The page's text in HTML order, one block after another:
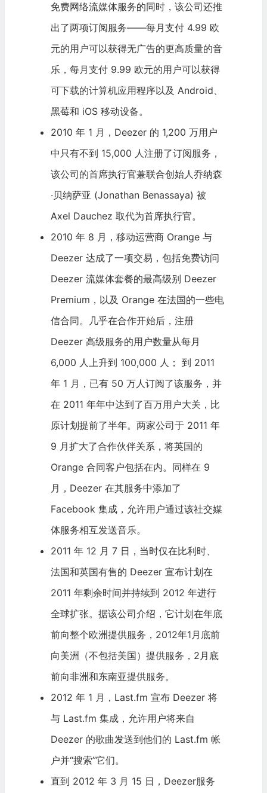
免费网络流媒体服务的同时，该公司还推
出了两项订阅服务——每月支付 4.99 欧
元的用户可以获得无广告的更高质量的音
乐，每月支付 9.99 欧元的用户可以获得
可下载的计算机应用程序以及 Android、
黑莓和 iOS 移动设备。
2010 年 1 月，Deezer 的 1,200 万用户
中只有不到 15,000 人注册了订阅服务，
该公司的首席执行官兼联合创始人乔纳森
·贝纳萨亚 (Jonathan Benassaya) 被
Axel Dauchez 取代为首席执行官。
2010 年 8 月，移动运营商 Orange 与
Deezer 达成了一项交易，包括免费访问
Deezer 流媒体套餐的最高级别 Deezer
Premium，以及 Orange 在法国的一些电
信合同。几乎在合作开始后，注册
Deezer 高级服务的用户数量从每月
6,000 人上升到 100,000 人； 到 2011
年 1 月，已有 50 万人订阅了该服务，并
在 2011 年年中达到了百万用户大关，比
原计划提前了半年。两家公司于 2011 年
9 月扩大了合作伙伴关系，将英国的
Orange 合同客户包括在内。同样在 9
月，Deezer 在其服务中添加了
Facebook集成，允许用户通过该社交媒
体服务相互发送音乐。
2011 年 12 月 7 日，当时仅在比利时、
法国和英国有售的 Deezer 宣布计划在
2011 年剩余时间并持续到 2012 年进行
全球扩张。据该公司介绍，它计划在年底
前向整个欧洲提供服务，2012年1月底前
向美洲（不包括美国）提供服务，2月底
前向非洲和东南亚提供服务。
2012 年 1 月，Last.fm 宣布 Deezer 将
与 Last.fm 集成，允许用户将来自
Deezer 的歌曲发送到他们的 Last.fm 帐
户并“搜索”它们。
直到 2012 年 3 月 15 日，Deezer服务